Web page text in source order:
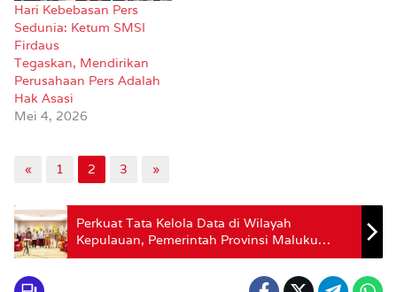
Hari Kebebasan Pers
Sedunia: Ketum SMSI
Firdaus
Tegaskan, Mendirikan
Perusahaan Pers Adalah
Hak Asasi
Mei 4, 2026
« 1 2 3 »
Perkuat Tata Kelola Data di Wilayah
Kepulauan, Pemerintah Provinsi Maluku
Kembangkan Fitur Spasial dan Kendali Mutu
di Platform “Lawamena Satu Data”